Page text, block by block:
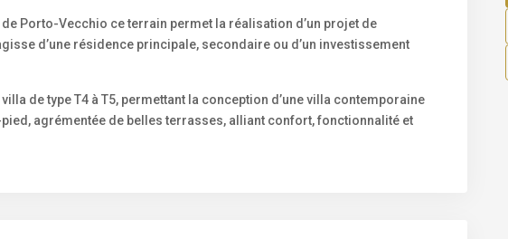
Porto-Vecchio ce terrain permet la réalisation d’un projet de
d’une résidence principale, secondaire ou d’un investissement
de type T4 à T5, permettant la conception d’une villa contemporaine
agrémentée de belles terrasses, alliant confort, fonctionnalité et